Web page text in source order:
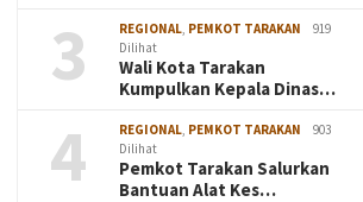
3 REGIONAL PEMKOT TARAKAN
919
Dilihat
Wali Kota Tarakan
Kumpulkan Kepala Dinas…
4 REGIONAL PEMKOT TARAKAN
903
Dilihat
Pemkot Tarakan Salurkan
Bantuan Alat Kes…